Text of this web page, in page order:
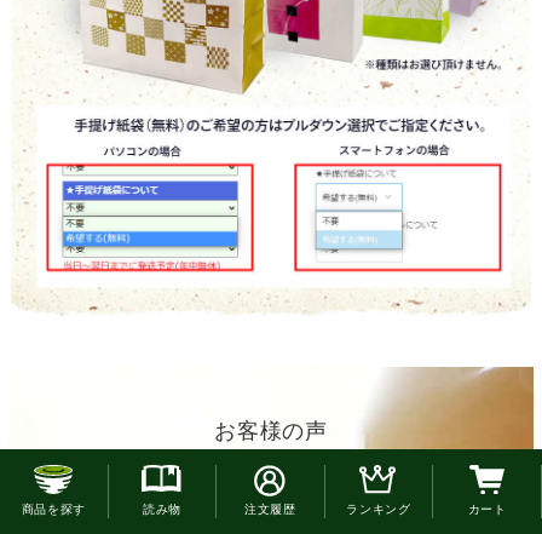
お客様の声
喜んでいました。
母の日のプレゼントに送りました。
お電話でのご注文はこちら
商品を探す 読み物 注文履歴 ランキング カート